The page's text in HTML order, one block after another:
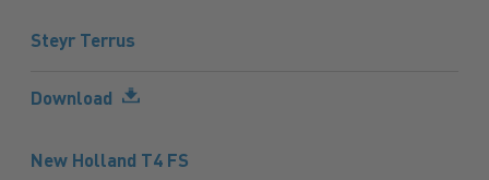
Steyr Terrus
Download
New Holland T4 FS